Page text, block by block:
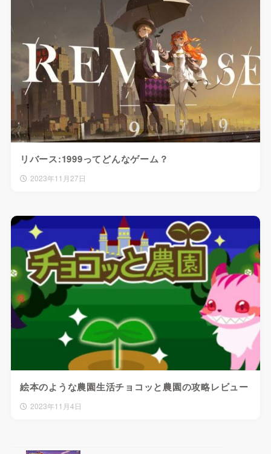
リバース:1999ってどんなゲーム？
2023年11月27日
絵本のような農園生活チョコッと農園の攻略レビュー
2023年11月4日